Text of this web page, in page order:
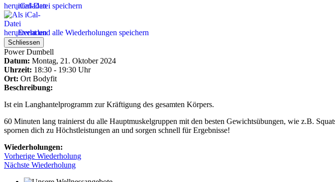
iCal-Datei speichern
Event und alle Wiederholungen speichern
Schliessen
Power Dumbell
Datum: Montag, 21. Oktober 2024
Uhrzeit: 18:30 - 19:30 Uhr
Ort: Ort Bodyfit
Beschreibung:
Ist ein Langhantelprogramm zur Kräftigung des gesamten Körpers.
60 Minuten lang trainierst du alle Hauptmuskelgruppen mit den besten Gewichtsübungen, wie z.B.
spornen dich zu Höchstleistungen an und sorgen schnell für Ergebnisse!
Wiederholungen:
Vorherige Wiederholung
Nächste Wiederholung